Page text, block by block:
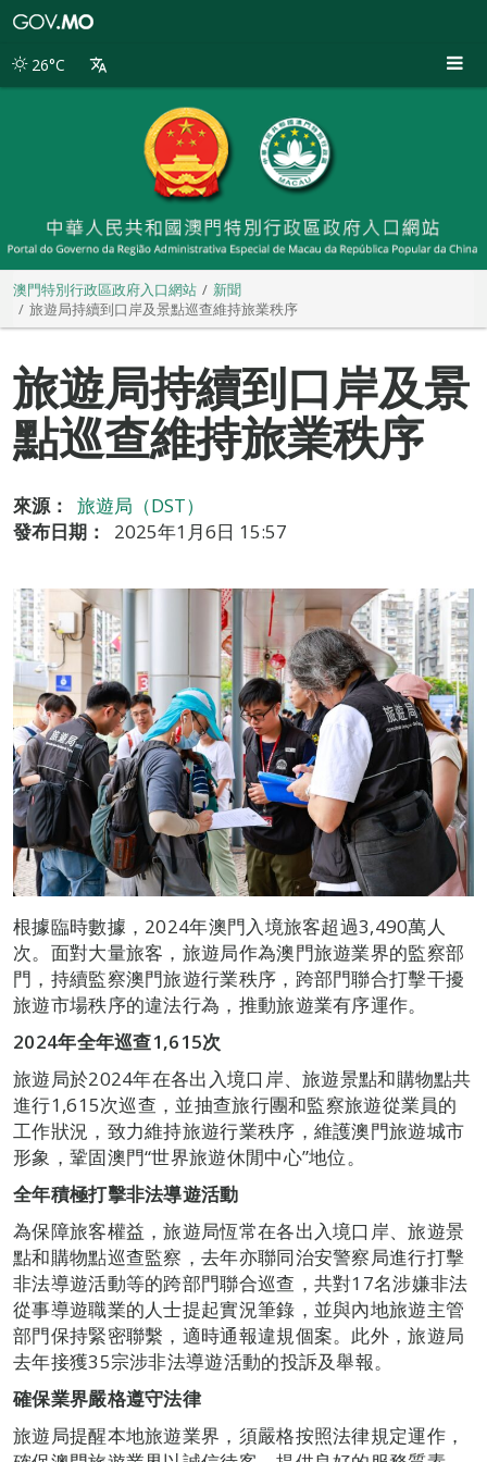
別
26°C
澳門特別行政區政府入口網站
新聞
旅遊局持續到口岸及景點巡查維持旅業秩序
旅遊局持續到口岸及景
點巡查維持旅業秩序
來源：
旅遊局（DST）
發布日期：
2025年1月6日 15:57
根據臨時數據，2024年澳門入境旅客超過3,490萬人
次。面對大量旅客，旅遊局作為澳門旅遊業界的監察部
門，持續監察澳門旅遊行業秩序，跨部門聯合打擊干擾
旅遊市場秩序的違法行為，推動旅遊業有序運作。
2024年全年巡查1,615次
旅遊局於2024年在各出入境口岸、旅遊景點和購物點共
進行1,615次巡查，並抽查旅行團和監察旅遊從業員的
工作狀況，致力維持旅遊行業秩序，維護澳門旅遊城市
形象，鞏固澳門“世界旅遊休閒中心”地位。
全年積極打擊非法導遊活動
為保障旅客權益，旅遊局恆常在各出入境口岸、旅遊景
點和購物點巡查監察，去年亦聯同治安警察局進行打擊
非法導遊活動等的跨部門聯合巡查，共對17名涉嫌非法
從事導遊職業的人士提起實況筆錄，並與內地旅遊主管
部門保持緊密聯繫，適時通報違規個案。此外，旅遊局
去年接獲35宗涉非法導遊活動的投訴及舉報。
確保業界嚴格遵守法律
旅遊局提醒本地旅遊業界，須嚴格按照法律規定運作，